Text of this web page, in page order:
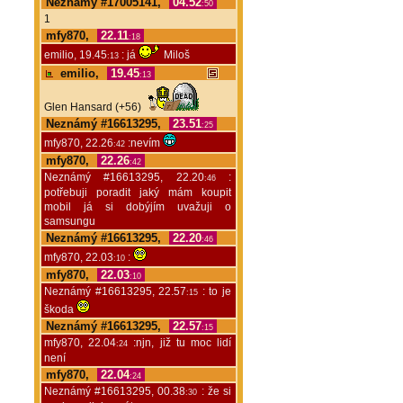
:50
1
mfy870, 22.11:18
emilio, 19.45:13 : já Miloš
emilio, 19.45:13
Glen Hansard (+56)
Neznámý #16613295, 23.51:25
mfy870, 22.26:42 :nevím
mfy870, 22.26:42
Neznámý #16613295, 22.20:46:
potřebuji poradit jaký mám koupit
mobil já si dobýjím uvažuji o
samsungu
Neznámý #16613295, 22.20:46
mfy870, 22.03:10 :
mfy870, 22.03:10
Neznámý #16613295, 22.57:15 : to je
škoda
Neznámý #16613295, 22.57:15
mfy870, 22.04:24
:njn, již tu moc lidí
není
mfy870, 22.04:24
Neznámý #16613295, 00.38:30 : že si